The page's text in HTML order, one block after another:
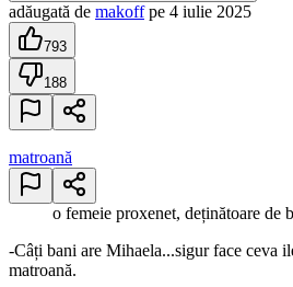
adăugată de makoff pe 4 iulie 2025
793
188
matroană
o femeie proxenet, deținătoare de
-Câți bani are Mihaela...sigur face ceva
matroană.